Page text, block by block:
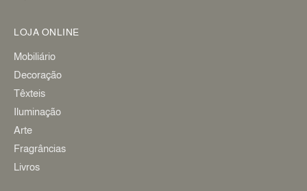
LOJA ONLINE
Mobiliário
Decoração
Têxteis
Iluminação
Arte
Fragrâncias
Livros